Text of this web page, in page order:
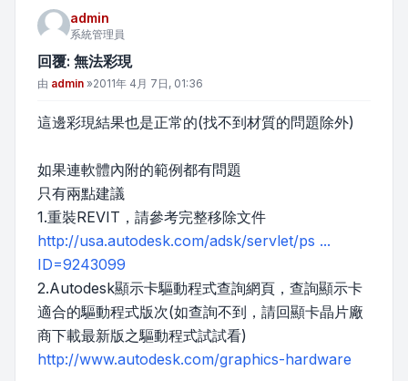
admin
系統管理員
回覆: 無法彩現
文章
由 admin »2011年 4月 7日, 01:36
這邊彩現結果也是正常的(找不到材質的問題除外)
如果連軟體內附的範例都有問題
只有兩點建議
1.重裝REVIT，請參考完整移除文件
http://usa.autodesk.com/adsk/servlet/ps ...
ID=9243099
2.Autodesk顯示卡驅動程式查詢網頁，查詢顯示卡
適合的驅動程式版次(如查詢不到，請回顯卡晶片廠
商下載最新版之驅動程式試試看)
http://www.autodesk.com/graphics-hardware